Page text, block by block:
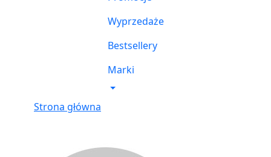
Wyprzedaże
Bestsellery
Marki
Strona główna